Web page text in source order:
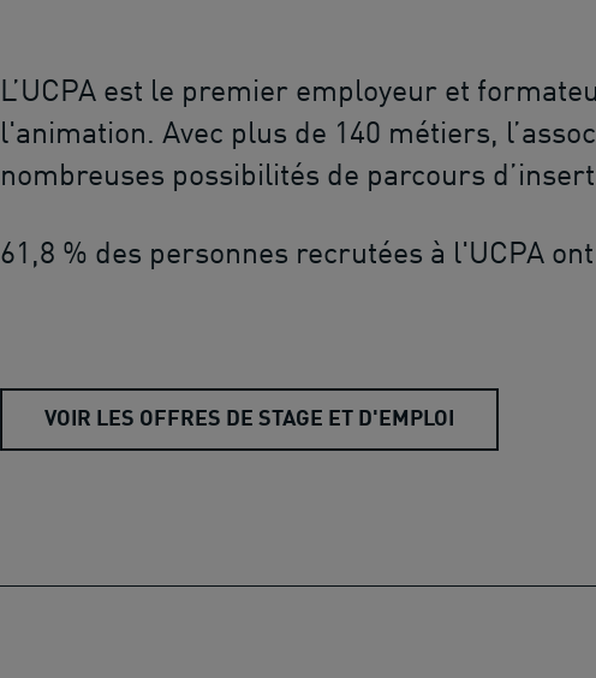
L’UCPA est le premier employeur et
l'animation. Avec plus de 140 métiers,
nombreuses possibilités de parcours
61,8 % des personnes recrutées à l'UCPA
VOIR LES OFFRES DE STAGE ET D'EMPLOI